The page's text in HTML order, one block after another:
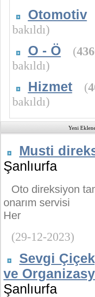
Otomotiv
bakıldı)
O - Ö (
bakıldı)
Hizmet (
bakıldı)
Yeni
Musti
Şanlıurfa
Oto direksiyon
onarım servisi
Her
(29-12-2023)
Sevgi
ve
Şanlıurfa